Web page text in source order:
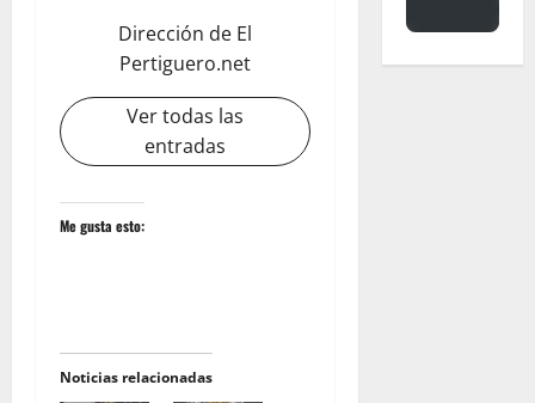
Dirección de El
Pertiguero.net
Ver todas las
entradas
Me gusta esto:
Noticias relacionadas